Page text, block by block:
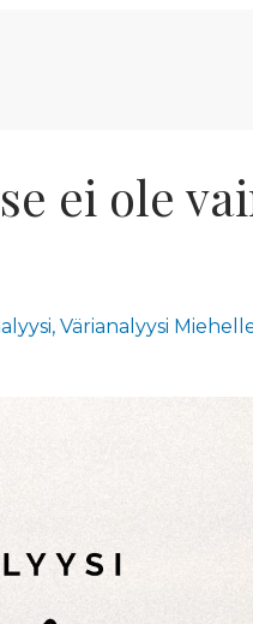
ei ole
Värianalyysi